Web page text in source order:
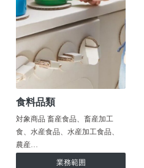
食料品類
対象商品 畜産食品、畜産加工
食、水産食品、水産加工食品、
農産…
業務範囲